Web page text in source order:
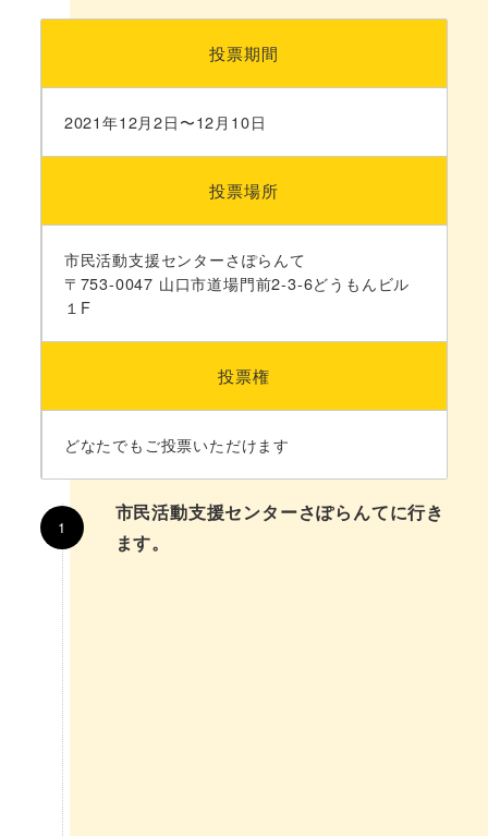
投票期間
2021年12月2日〜12月10日
投票場所
市民活動支援センターさぽらんて
〒753-0047 山口市道場門前2-3-6どうもんビル
１F
投票権
どなたでもご投票いただけます
市民活動支援センターさぽらんてに行き
ます。